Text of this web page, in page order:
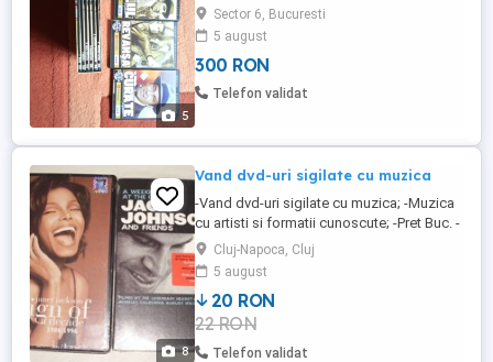
5
Sector 6, Bucuresti
5 august
300 RON
Telefon validat
8
Vand dvd-uri sigilate cu muzica
-Vand dvd-uri sigilate cu muzica; -Muzica
cu artisti si formatii cunoscute; -Pret Buc. -
VANDUT: -JANET JACKSON;
Cluj-Napoca, Cluj
5 august
20 RON
22 RON
Telefon validat